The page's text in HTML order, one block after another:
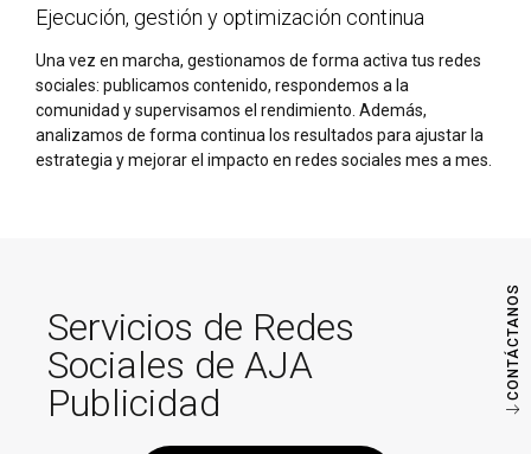
CONTÁCTANOS
Ejecución, gestión y optimización continua
Una vez en marcha, gestionamos de forma activa tus redes
sociales: publicamos contenido, respondemos a la
comunidad y supervisamos el rendimiento. Además,
analizamos de forma continua los resultados para ajustar la
estrategia y mejorar el impacto en redes sociales mes a mes.
Servicios de Redes
Sociales de AJA
Publicidad